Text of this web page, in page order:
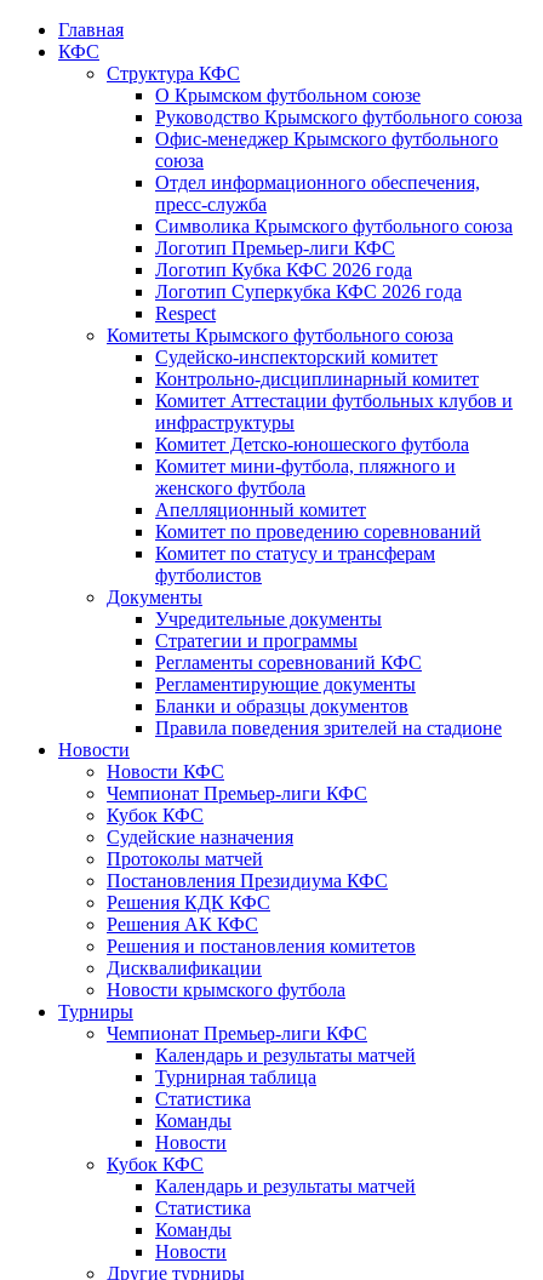
Главная
КФС
Структура КФС
О Крымском футбольном союзе
Руководство Крымского футбольного союза
Офис-менеджер Крымского футбольного
союза
Отдел информационного обеспечения,
пресс-служба
Символика Крымского футбольного союза
Логотип Премьер-лиги КФС
Логотип Кубка КФС 2026 года
Логотип Суперкубка КФС 2026 года
Respect
Комитеты Крымского футбольного союза
Судейско-инспекторский комитет
Контрольно-дисциплинарный комитет
Комитет Аттестации футбольных клубов и
инфраструктуры
Комитет Детско-юношеского футбола
Комитет мини-футбола, пляжного и
женского футбола
Апелляционный комитет
Комитет по проведению соревнований
Комитет по статусу и трансферам
футболистов
Документы
Учредительные документы
Стратегии и программы
Регламенты соревнований КФС
Регламентирующие документы
Бланки и образцы документов
Правила поведения зрителей на стадионе
Новости
Новости КФС
Чемпионат Премьер-лиги КФС
Кубок КФС
Судейские назначения
Протоколы матчей
Постановления Президиума КФС
Решения КДК КФС
Решения АК КФС
Решения и постановления комитетов
Дисквалификации
Новости крымского футбола
Турниры
Чемпионат Премьер-лиги КФС
Календарь и результаты матчей
Турнирная таблица
Статистика
Команды
Новости
Кубок КФС
Календарь и результаты матчей
Статистика
Команды
Новости
Другие турниры